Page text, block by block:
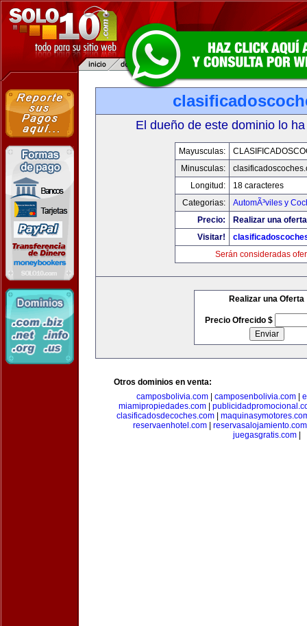
El dueño de este dominio lo
Mayusculas:
Minusculas:
Longitud:
18 caracteres
Categorias:
AutomÃ³viles y
Precio:
Realizar una
Visitar!
Serán consideradas
Realizar una Oferta
Precio Ofrecido $
Otros dominios en venta:
camposbolivia.com| camposenbolivia.com|
miamipropiedades.com
clasificadosdecoches.com
reservaenhotel.com| reservasalojamiento.com
juegasgratis.com|